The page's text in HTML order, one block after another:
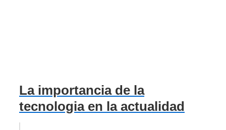
La importancia de la
tecnologia en la actualidad